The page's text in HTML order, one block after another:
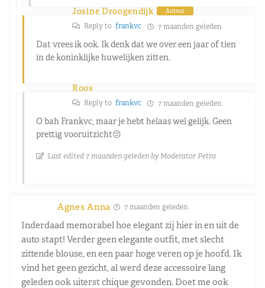
Josine Droogendijk Auteur
Reply to frankvc 7 maanden geleden
Dat vrees ik ook. Ik denk dat we over een jaar of tien
in de koninklijke huwelijken zitten.
Roos
Reply to frankvc 7 maanden geleden
O bah Frankvc, maar je hebt helaas wel gelijk. Geen
prettig vooruitzicht😔
Last edited 7 maanden geleden by Moderator Petra
Agnes Anna 7 maanden geleden
Inderdaad memorabel hoe elegant zij hier in en uit de
auto stapt! Verder geen elegante outfit, met slecht
zittende blouse, en een paar hoge veren op je hoofd. Ik
vind het geen gezicht, al werd deze accessoire lang
geleden ook uiterst chique gevonden. Doet me ook